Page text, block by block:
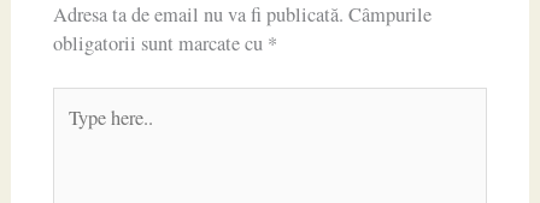
Adresa ta de email nu va fi publicată. Câmpurile
obligatorii sunt marcate cu *
here..